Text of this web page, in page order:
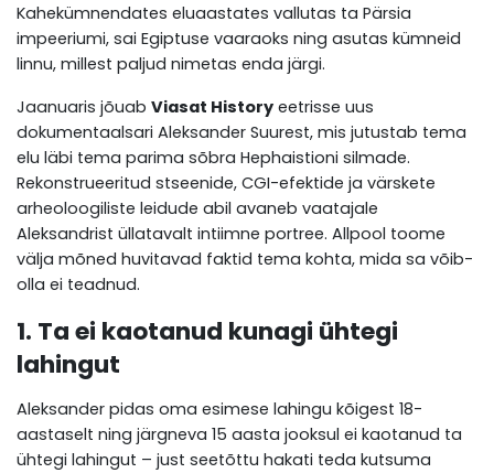
Kahekümnendates eluaastates vallutas ta Pärsia
impeeriumi, sai Egiptuse vaaraoks ning asutas kümneid
linnu, millest paljud nimetas enda järgi.
Jaanuaris jõuab Viasat History eetrisse uus
dokumentaalsari Aleksander Suurest, mis jutustab tema
elu läbi tema parima sõbra Hephaistioni silmade.
Rekonstrueeritud stseenide, CGI-efektide ja värskete
arheoloogiliste leidude abil avaneb vaatajale
Aleksandrist üllatavalt intiimne portree. Allpool toome
välja mõned huvitavad faktid tema kohta, mida sa võib-
olla ei teadnud.
1. Ta ei kaotanud kunagi ühtegi
lahingut
Aleksander pidas oma esimese lahingu kõigest 18-
aastaselt ning järgneva 15 aasta jooksul ei kaotanud ta
ühtegi lahingut – just seetõttu hakati teda kutsuma